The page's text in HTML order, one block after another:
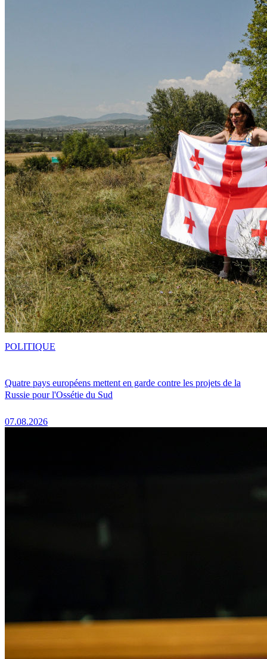
Quatre pays européens mettent en garde contre les projets de la
Russie pour l'Ossétie du Sud
07.08.2026
POLITIQUE